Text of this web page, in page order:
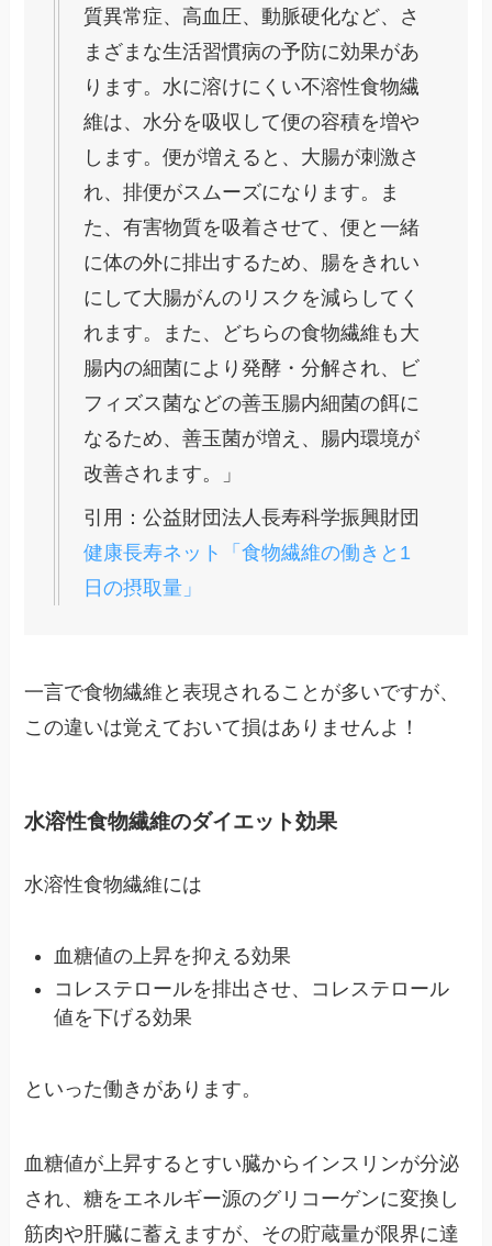
質異常症、高血圧、動脈硬化など、さ
まざまな生活習慣病の予防に効果があ
ります。水に溶けにくい不溶性食物繊
維は、水分を吸収して便の容積を増や
します。便が増えると、大腸が刺激さ
れ、排便がスムーズになります。ま
た、有害物質を吸着させて、便と一緒
に体の外に排出するため、腸をきれい
にして大腸がんのリスクを減らしてく
れます。また、どちらの食物繊維も大
腸内の細菌により発酵・分解され、ビ
フィズス菌などの善玉腸内細菌の餌に
なるため、善玉菌が増え、腸内環境が
改善されます。」
引用：公益財団法人長寿科学振興財団
健康長寿ネット「食物繊維の働きと1
日の摂取量」
一言で食物繊維と表現されることが多いですが、
この違いは覚えておいて損はありませんよ！
水溶性食物繊維のダイエット効果
水溶性食物繊維には
血糖値の上昇を抑える効果
コレステロールを排出させ、コレステロール
値を下げる効果
といった働きがあります。
血糖値が上昇するとすい臓からインスリンが分泌
され、糖をエネルギー源のグリコーゲンに変換し
筋肉や肝臓に蓄えますが、その貯蔵量が限界に達